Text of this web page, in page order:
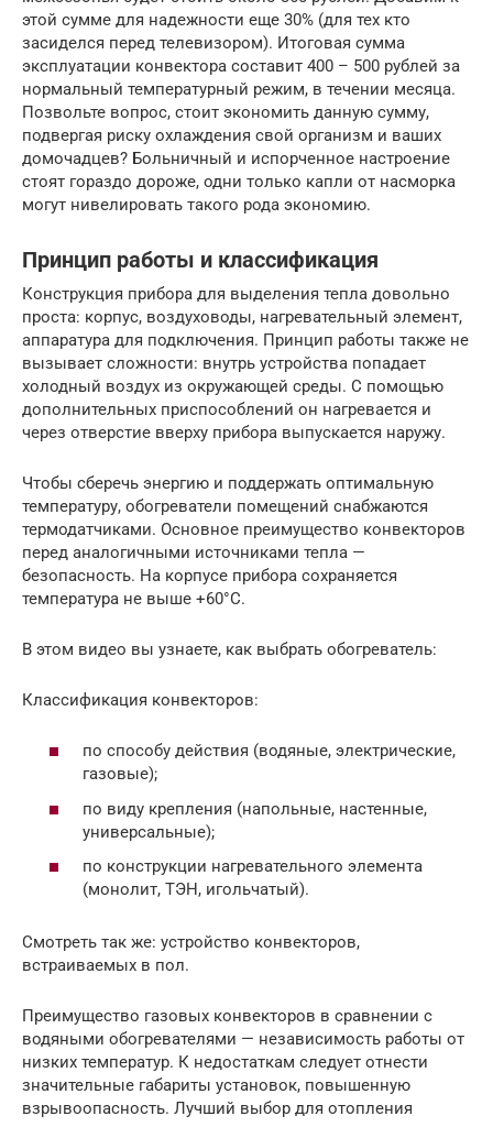
этой сумме для надежности еще 30% (для тех кто
засиделся перед телевизором). Итоговая сумма
эксплуатации конвектора составит 400 – 500 рублей за
нормальный температурный режим, в течении месяца.
Позвольте вопрос, стоит экономить данную сумму,
подвергая риску охлаждения свой организм и ваших
домочадцев? Больничный и испорченное настроение
стоят гораздо дороже, одни только капли от насморка
могут нивелировать такого рода экономию.
Принцип работы и классификация
Конструкция прибора для выделения тепла довольно
проста: корпус, воздуховоды, нагревательный элемент,
аппаратура для подключения. Принцип работы также не
вызывает сложности: внутрь устройства попадает
холодный воздух из окружающей среды. С помощью
дополнительных приспособлений он нагревается и
через отверстие вверху прибора выпускается наружу.
Чтобы сберечь энергию и поддержать оптимальную
температуру, обогреватели помещений снабжаются
термодатчиками. Основное преимущество конвекторов
перед аналогичными источниками тепла —
безопасность. На корпусе прибора сохраняется
температура не выше +60°C.
В этом видео вы узнаете, как выбрать обогреватель:
Классификация конвекторов:
по способу действия (водяные, электрические,
газовые);
по виду крепления (напольные, настенные,
универсальные);
по конструкции нагревательного элемента
(монолит, ТЭН, игольчатый).
Смотреть так же: устройство конвекторов,
встраиваемых в пол.
Преимущество газовых конвекторов в сравнении с
водяными обогревателями — независимость работы от
низких температур. К недостаткам следует отнести
значительные габариты установок, повышенную
взрывоопасность. Лучший выбор для отопления